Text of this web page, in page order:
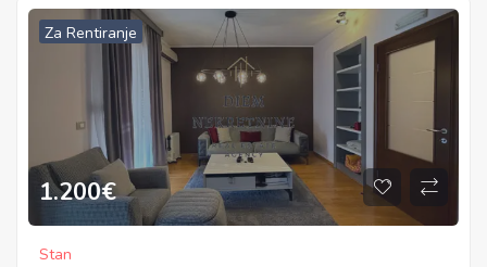
Za Rentiranje
1.200€
Stan